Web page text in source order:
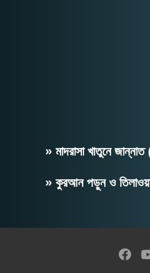
» মাদরাসা খাতুনে
» কুরআন পড়ুন ও